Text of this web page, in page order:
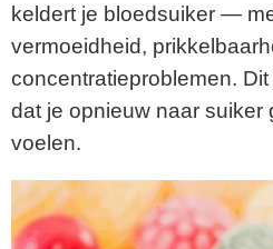
keldert je bloedsuiker —
vermoeidheid,
concentratieproblemen.
dat je opnieuw naar suiker
voelen.